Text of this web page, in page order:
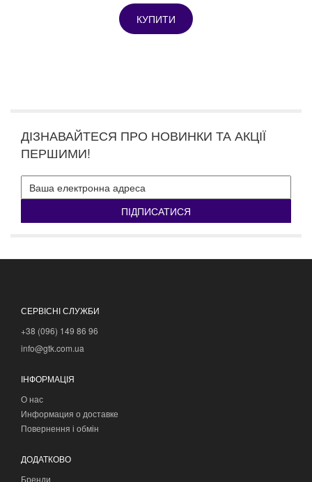
КУПИТИ
ДІЗНАВАЙТЕСЯ ПРО НОВИНКИ ТА АКЦІЇ
ПЕРШИМИ!
ПІДПИСАТИСЯ
СЕРВІСНІ СЛУЖБИ
+38 (096) 149 86 96
info@gtk.com.ua
ІНФОРМАЦІЯ
О нас
Информация о доставке
Повернення і обмін
ДОДАТКОВО
Бренди